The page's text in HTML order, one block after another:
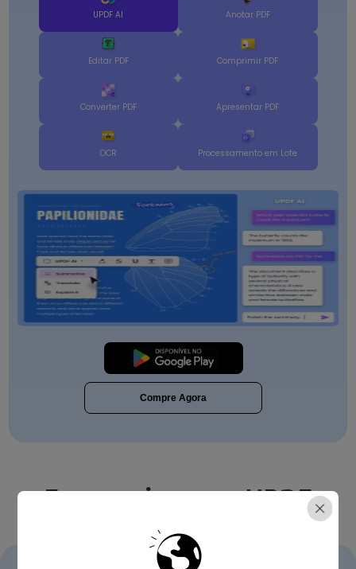
UPDF AI Anotar PDF
Editar PDF Comprimir PDF
Converter PDF Apresentar PDF
OCR Processamento em Lote
Baixar Grátis
Compre Agora
Faça mais com o UPDF